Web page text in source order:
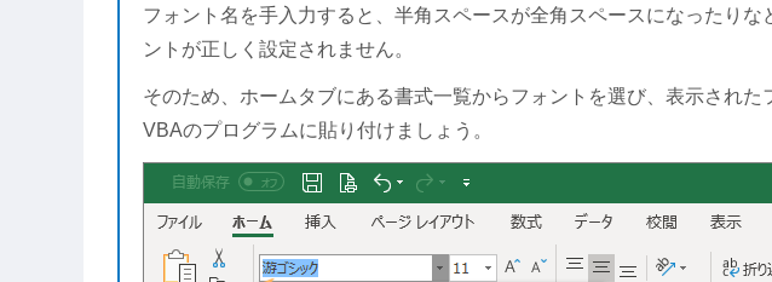
フォント名を手入力すると、半角スペースが全角スペースになったりな
ントが正しく設定されません。
そのため、ホームタブにある書式一覧からフォントを選び、表示された
VBAのプログラムに貼り付けましょう。